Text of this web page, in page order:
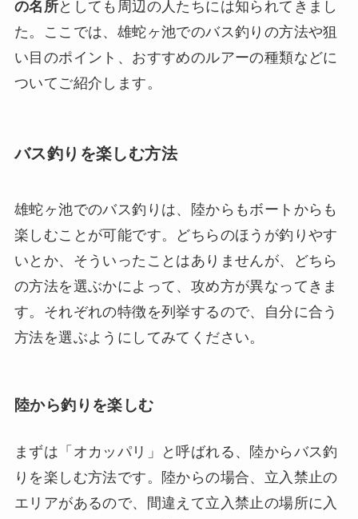
の名所としても周辺の人たちには知られてきまし
た。ここでは、雄蛇ヶ池でのバス釣りの方法や狙
い目のポイント、おすすめのルアーの種類などに
ついてご紹介します。
バス釣りを楽しむ方法
雄蛇ヶ池でのバス釣りは、陸からもボートからも
楽しむことが可能です。どちらのほうが釣りやす
いとか、そういったことはありませんが、どちら
の方法を選ぶかによって、攻め方が異なってきま
す。それぞれの特徴を列挙するので、自分に合う
方法を選ぶようにしてみてください。
陸から釣りを楽しむ
まずは「オカッパリ」と呼ばれる、陸からバス釣
りを楽しむ方法です。陸からの場合、立入禁止の
エリアがあるので、間違えて立入禁止の場所に入